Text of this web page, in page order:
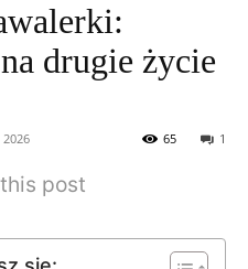
drugie życie
1
65
post